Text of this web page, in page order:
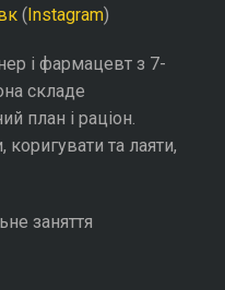
( Instagram)
і фармацевт з 7-
складе
план і раціон.
та лаяти,
заняття